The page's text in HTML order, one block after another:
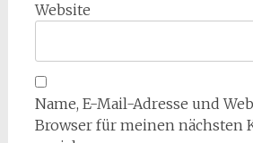
Website
Name, E-Mail-Adresse und
Browser für meinen nächsten